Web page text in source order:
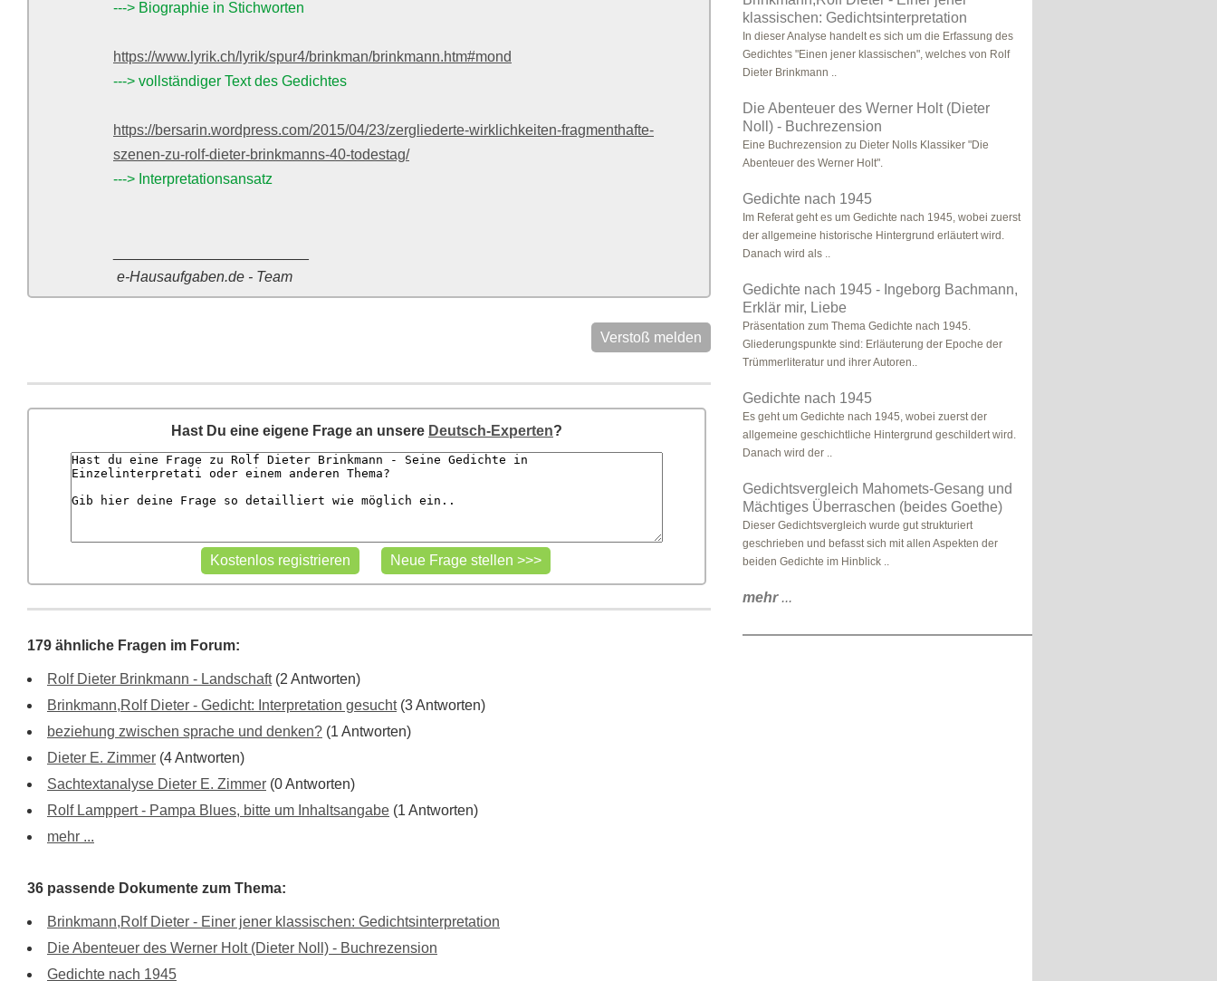
---> Biographie in Stichworten
https://www.lyrik.ch/lyrik/spur4/brinkman/brinkmann.htm#mond
---> vollständiger Text des Gedichtes
https://bersarin.wordpress.com/2015/04/23/zergliederte-wirklichkeiten-fragmenthafte-
szenen-zu-rolf-dieter-brinkmanns-40-todestag/
---> Interpretationsansatz
e-Hausaufgaben.de - Team
Verstoß melden
Hast Du eine eigene Frage an unsere Deutsch-Experten?
179 ähnliche Fragen im Forum:
Rolf Dieter Brinkmann - Landschaft(2 Antworten)
Brinkmann,Rolf Dieter - Gedicht: Interpretation gesucht(3 Antworten)
beziehung zwischen sprache und denken? (1 Antworten)
Dieter E. Zimmer (4 Antworten)
Sachtextanalyse Dieter E. Zimmer (0 Antworten)
Rolf Lamppert - Pampa Blues, bitte um Inhaltsangabe (1 Antworten)
mehr ...
36 passende Dokumente zum Thema:
Brinkmann,Rolf Dieter - Einer jener klassischen: Gedichtsinterpretation
Die Abenteuer des Werner Holt (Dieter Noll) - Buchrezension
Gedichte nach 1945
klassischen: Gedichtsinterpretation
In dieser Analyse handelt es sich um die Erfassung des
Gedichtes "Einen jener klassischen", welches von Rolf
Dieter Brinkmann ..
Die Abenteuer des Werner Holt (Dieter
Noll) - Buchrezension
Eine Buchrezension zu Dieter Nolls Klassiker "Die
Abenteuer des Werner Holt".
Gedichte nach 1945
Im Referat geht es um Gedichte nach 1945, wobei zuerst
der allgemeine historische Hintergrund erläutert wird.
Danach wird als ..
Gedichte nach 1945 - Ingeborg Bachmann,
Erklär mir, Liebe
Präsentation zum Thema Gedichte nach 1945.
Gliederungspunkte sind: Erläuterung der Epoche der
Trümmerliteratur und ihrer Autoren..
Gedichte nach 1945
Es geht um Gedichte nach 1945, wobei zuerst der
allgemeine geschichtliche Hintergrund geschildert wird.
Danach wird der ..
Gedichtsvergleich Mahomets-Gesang und
Mächtiges Überraschen (beides Goethe)
Dieser Gedichtsvergleich wurde gut strukturiert
geschrieben und befasst sich mit allen Aspekten der
beiden Gedichte im Hinblick ..
mehr...